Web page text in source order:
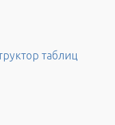
таблиц